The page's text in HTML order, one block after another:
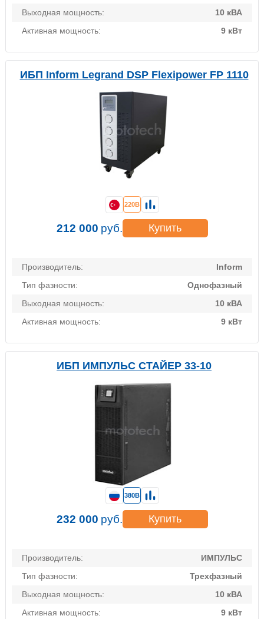
Выходная мощность:
10 кВА
Активная мощность:
9 кВт
ИБП Inform Legrand DSP Flexipower FP 1110
Производитель:
Inform
Тип фазности:
Однофазный
Выходная мощность:
10 кВА
Активная мощность:
9 кВт
220В
212 000 руб. Купить
ИБП ИМПУЛЬС СТАЙЕР 33-10
Производитель:
ИМПУЛЬС
Тип фазности:
Трехфазный
Выходная мощность:
10 кВА
Активная мощность:
9 кВт
380В
232 000 руб. Купить